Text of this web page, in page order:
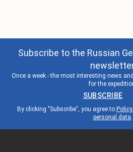
Слева направо: Иван Тягин,
Слева направо: Иван Тягин,
Subscribe to the Russian
Once a week - the most interesting news
for the
SUBSCRIBE
By clicking "Subscribe", you agree to
personal data.